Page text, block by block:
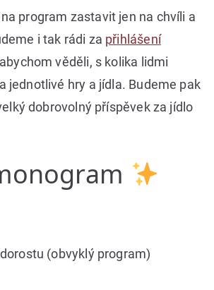
program zastavit jen na chvíli a
i tak rádi za přihlášení
věděli, s kolika lidmi
jednotlivé hry a jídla. Budeme pak
dobrovolný příspěvek za jídlo
(obvyklý program)